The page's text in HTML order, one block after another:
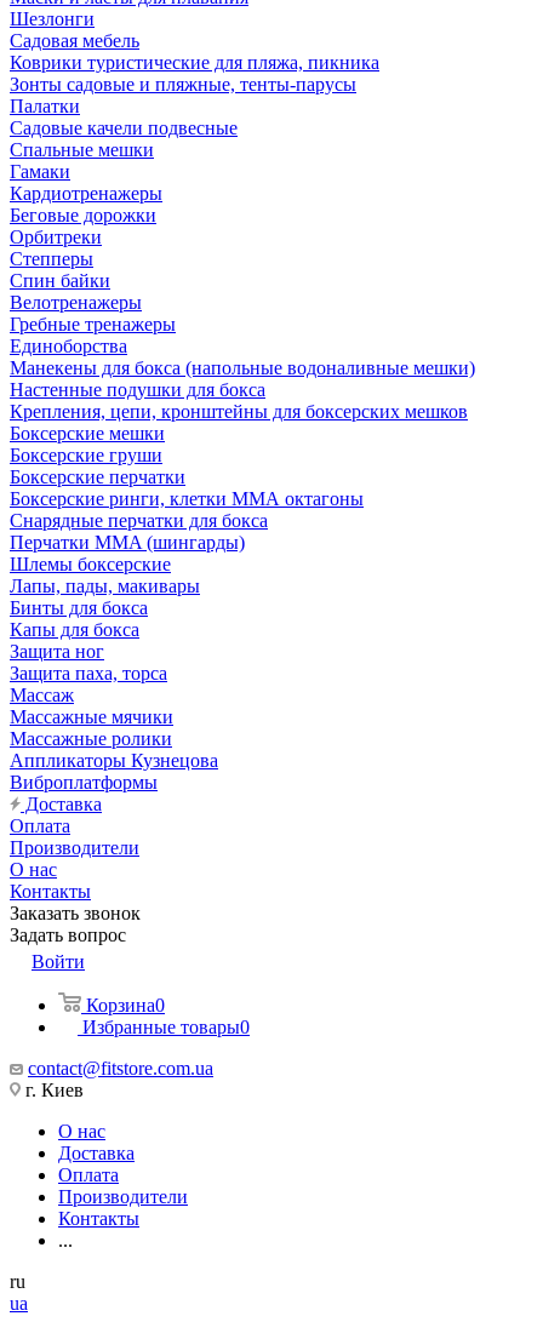
Шезлонги
Садовая мебель
Коврики туристические для пляжа, пикника
Зонты садовые и пляжные, тенты-парусы
Палатки
Садовые качели подвесные
Спальные мешки
Гамаки
Кардиотренажеры
Беговые дорожки
Орбитреки
Степперы
Спин байки
Велотренажеры
Гребные тренажеры
Единоборства
Манекены для бокса (напольные водоналивные мешки)
Настенные подушки для бокса
Крепления, цепи, кронштейны для боксерских мешков
Боксерские мешки
Боксерские груши
Боксерские перчатки
Боксерские ринги, клетки ММА октагоны
Снарядные перчатки для бокса
Перчатки MMA (шингарды)
Шлемы боксерские
Лапы, пады, макивары
Бинты для бокса
Капы для бокса
Защита ног
Защита паха, торса
Массаж
Массажные мячики
Массажные ролики
Аппликаторы Кузнецова
Виброплатформы
Доставка
Оплата
Производители
О нас
Контакты
Заказать звонок
Задать вопрос
Войти
Корзина0
Избранные товары0
contact@fitstore.com.ua
г. Киев
О нас
Доставка
Оплата
Производители
Контакты
...
ru
ua